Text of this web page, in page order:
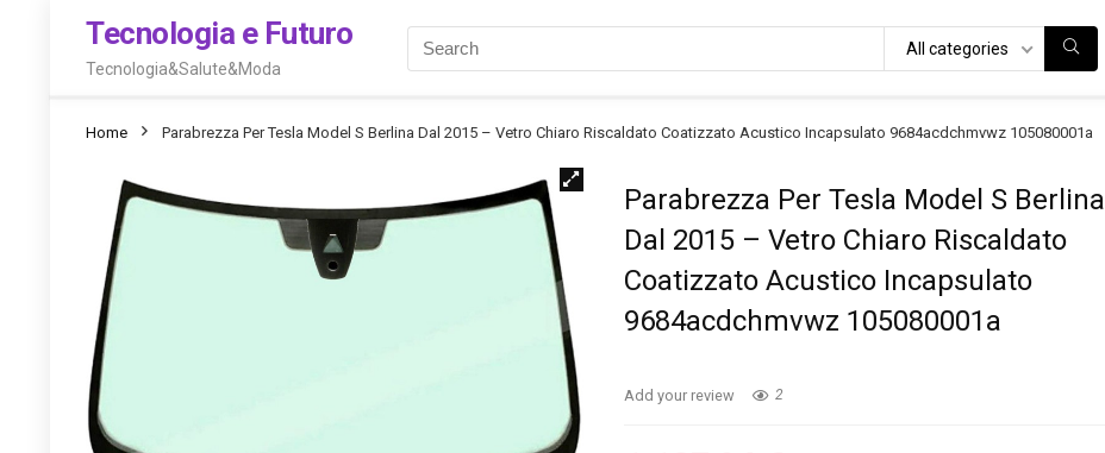
Tecnologia e Futuro
Tecnologia&Salute&Moda
All categories
Home Parabrezza Per Tesla Model S Berlina Dal 2015 – Vetro Chiaro Riscaldato Coatizzato Acustico Incapsulato 9684acdchmvwz 105080001a
Parabrezza Per Tesla Model S Berlina
Dal 2015 – Vetro Chiaro Riscaldato
Coatizzato Acustico Incapsulato
9684acdchmvwz 105080001a
Add your review 2